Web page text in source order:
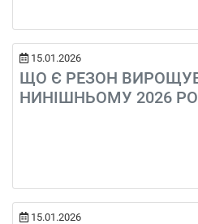
15.01.2026
ЩО Є РЕЗОН
НИНІШНЬОМУ 2026
15.01.2026